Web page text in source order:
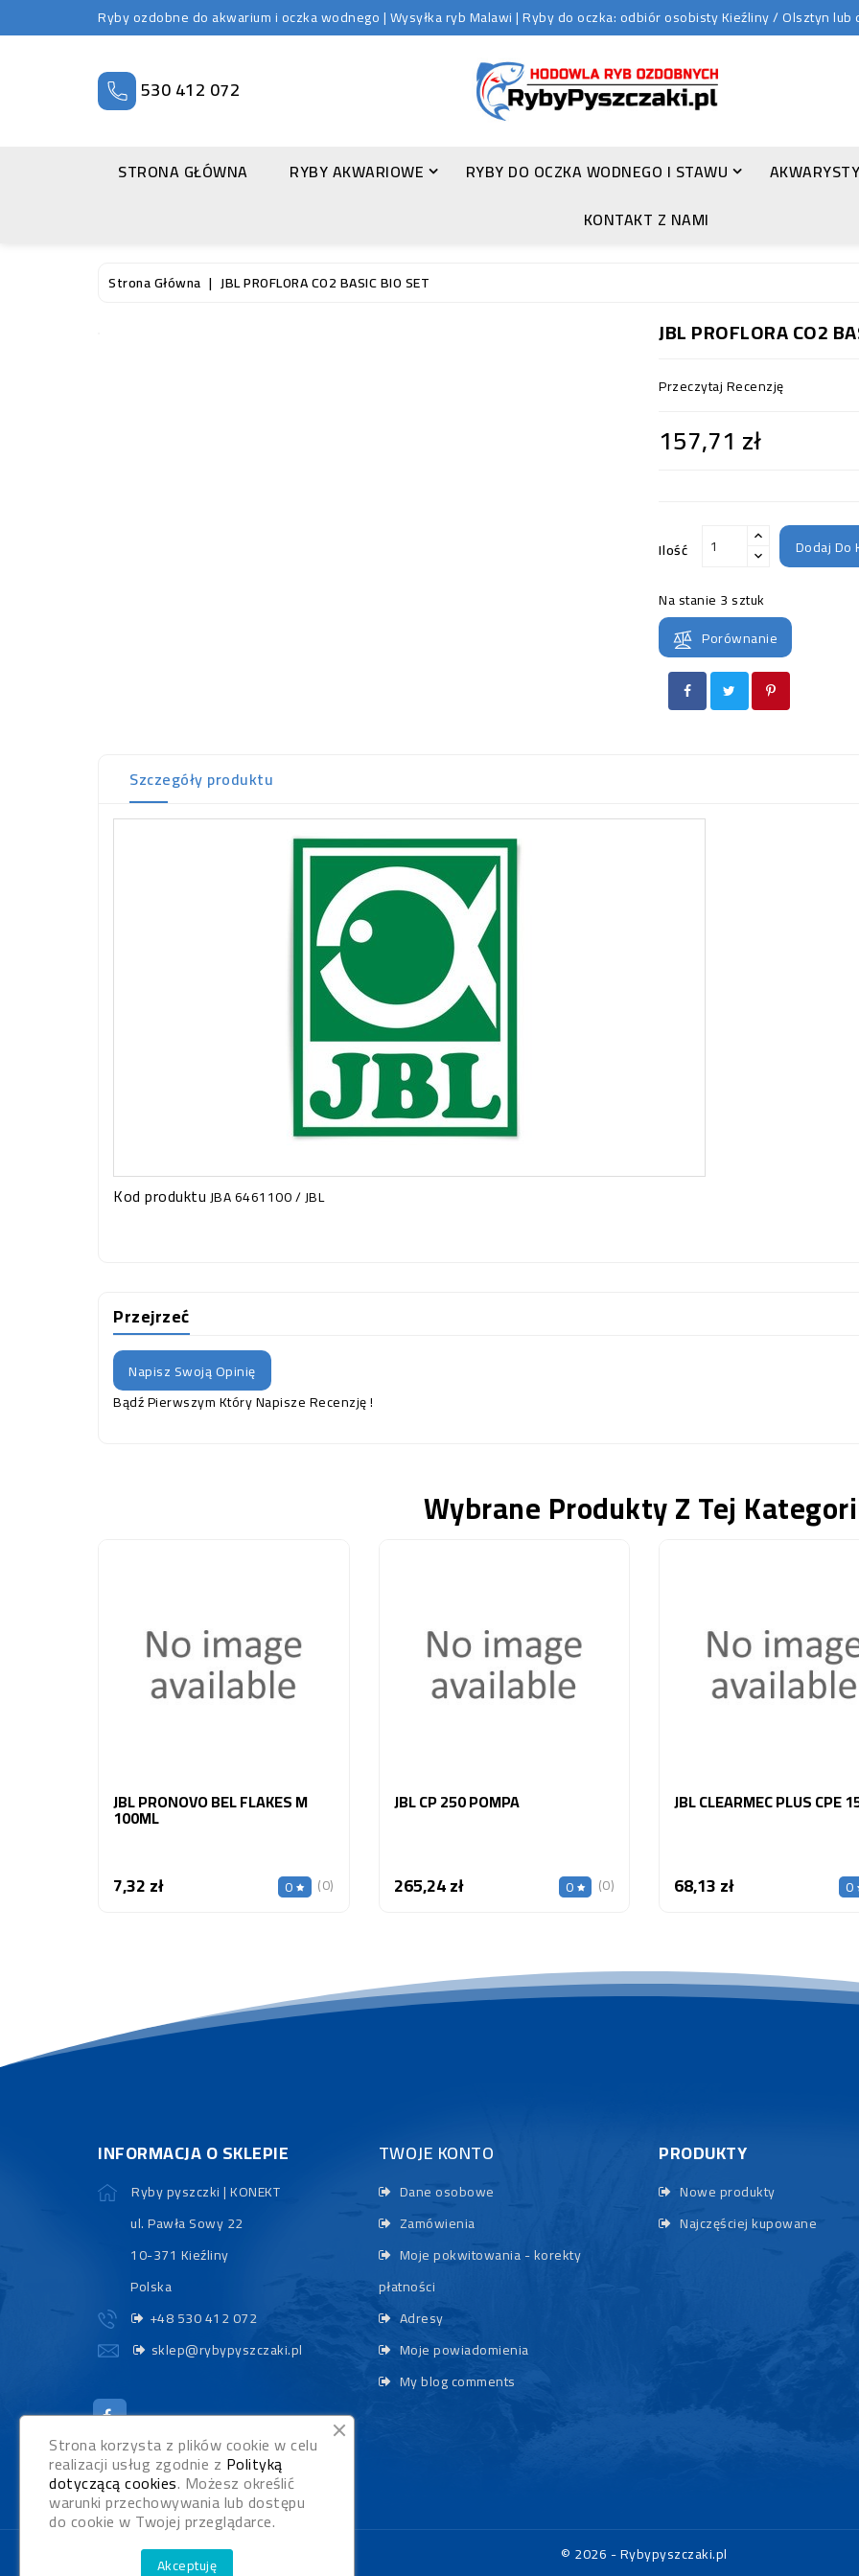
Ryby ozdobne do akwarium i oczka wodnego | Wysyłka ryb Malawi | Ryby do oczka: odbiór osobisty Kieźliny / Olsztyn
530 412 072
STRONA GŁÓWNA RYBY AKWARIOWE RYBY DO OCZKA WODNEGO I STAWU
KONTAKT Z NAMI
Strona Główna JBL PROFLORA CO2 BASIC BIO SET
JBL PROFLORA CO2
Przeczytaj Recenzję
157,71 zł
Ilość Dodaj Do
Na stanie 3 sztuk
Porównanie
Szczegóły produktu
Kod produktuJBA 6461100 / JBL
Przejrzeć
Napisz Swoją Opinię
Bądź Pierwszym Który Napisze Recenzję !
Wybrane Produkty Z Tej
JBL PRONOVO BEL FLAKES M
100ML
7,32 złCena 0 (0)
JBL CP 250 POMPA
265,24 złCena 0 (0)
JBL CLEARMEC PLUS CPE
68,13 złCena 0
INFORMACJA O SKLEPIE
Ryby pyszczki | KONEKT
ul. Pawła Sowy 22
10-371 Kieźliny
Polska
+48 530 412 072
sklep@rybypyszczaki.pl
TWOJE KONTO
Dane osobowe
Zamówienia
Moje pokwitowania - korekty
płatności
Adresy
Moje powiadomienia
My blog comments
PRODUKTY
Nowe produkty
Najczęściej kupowane
© 2026 - Rybypyszczaki.pl
Strona korzysta z plików cookie w celu
realizacji usług zgodnie z Polityką
dotyczącą cookies. Możesz określić
warunki przechowywania lub dostępu
do cookie w Twojej przeglądarce.
Akceptuję